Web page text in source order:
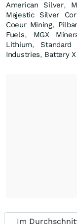
American Silver,
Majestic Silver
Coeur Mining,
Fuels, MGX
Lithium, Standard
Industries, Battery
Im